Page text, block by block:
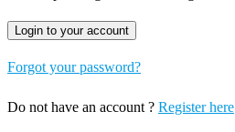
Forgot your password?
Do not have an account ? Register here